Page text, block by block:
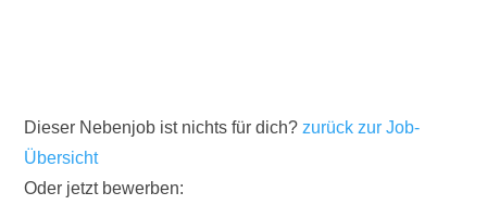
Dieser Nebenjob ist nichts für dich? zurück zur Job-
Übersicht
Oder jetzt bewerben: